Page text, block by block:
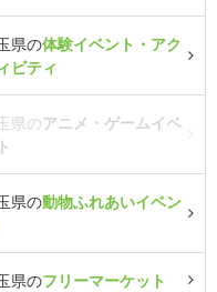
県の体験イベント・アク
ビティ
県のアニメ・ゲームイベ
県の動物ふれあいイベン
県のフリーマーケット